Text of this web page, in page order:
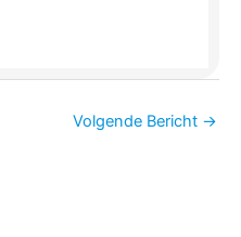
Volgende Bericht →